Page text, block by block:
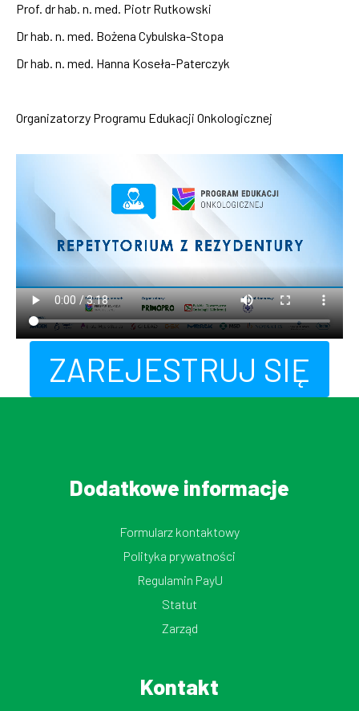
Prof. dr hab. n. med. Piotr Rutkowski
Dr hab. n. med. Bożena Cybulska-Stopa
Dr hab. n. med. Hanna Koseła-Paterczyk
Organizatorzy Programu Edukacji Onkologicznej
ZAREJESTRUJ SIĘ
Dodatkowe informacje
Formularz kontaktowy
Polityka prywatności
Regulamin PayU
Statut
Zarząd
Kontakt